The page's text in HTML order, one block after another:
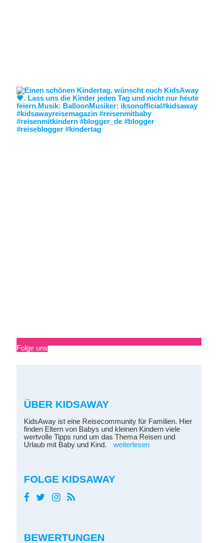
Folge uns
ÜBER KIDSAWAY
KidsAway ist eine Reisecommunity für Familien. Hier
finden Eltern von Babys und kleinen Kindern viele
wertvolle Tipps rund um das Thema Reisen und
Urlaub mit Baby und Kind.
weiterlesen
FOLGE KIDSAWAY
BEWERTUNGEN